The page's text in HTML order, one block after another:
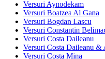
Versuri Aynodekam
Versuri Boatzea Al Gana
Versuri Bogdan Lascu
Versuri Constantin
Versuri Costa Daileanu
Versuri Costa Daileanu &
Versuri Costa Mina